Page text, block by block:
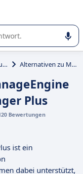
oder Auswahl
ManageEngine Vulnerability Manager Plus Alternativen zu ManageEngine Vulnerability Manager Plus
Plus
Bewertungen
ist ein
dabei unterstützt,